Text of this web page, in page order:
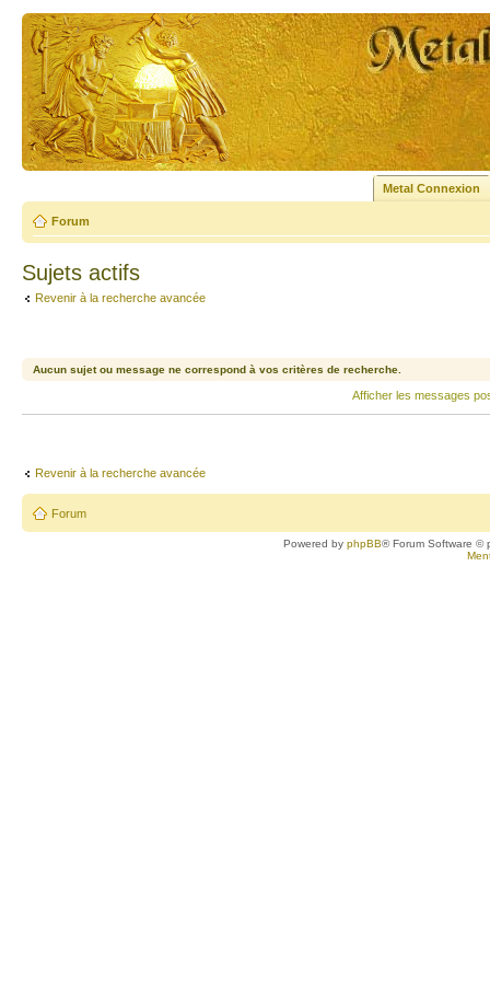
Metal Connexion
Forum
Sujets actifs
Revenir à la recherche avancée
Aucun sujet ou message ne correspond à vos critères de recherche.
Afficher les messages
Revenir à la recherche avancée
Forum
Powered byphpBB® Forum Software ©